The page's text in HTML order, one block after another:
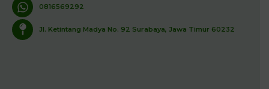
0816569292
Jl. Ketintang Madya No. 92 Surabaya, Jawa Timur 60232